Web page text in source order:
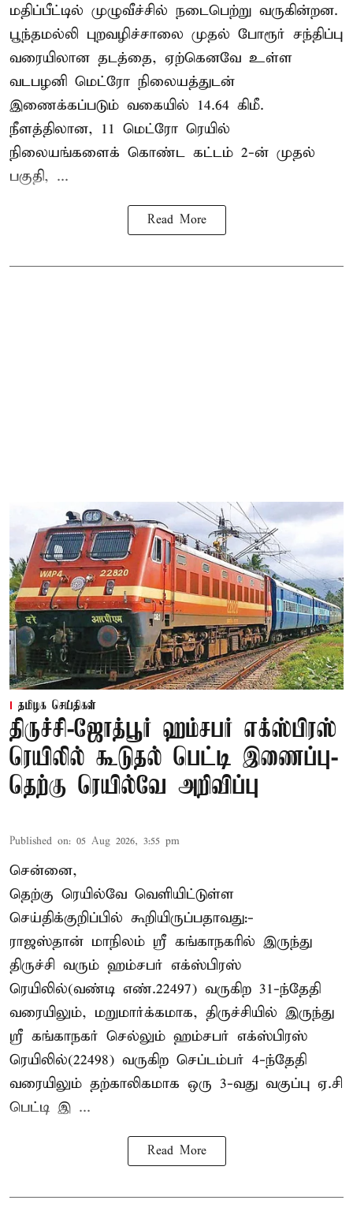
மதிப்பீட்டில் முழுவீச்சில் நடைபெற்று வருகின்றன.
பூந்தமல்லி புறவழிச்சாலை முதல் போரூர் சந்திப்பு
வரையிலான தடத்தை, ஏற்கெனவே உள்ள
வடபழனி மெட்ரோ நிலையத்துடன்
இணைக்கப்படும் வகையில் 14.64 கிமீ.
நீளத்திலான, 11 மெட்ரோ ரெயில்
நிலையங்களைக் கொண்ட கட்டம் 2-ன் முதல்
பகுதி, ...
Read More
தமிழக செய்திகள்
திருச்சி-ஜோத்பூர் ஹம்சபர் எக்ஸ்பிரஸ்
ரெயிலில் கூடுதல் பெட்டி இணைப்பு-
தெற்கு ரெயில்வே அறிவிப்பு
Published on: 05 Aug 2026, 3:55 pm
சென்னை,
தெற்கு ரெயில்வே வெளியிட்டுள்ள
செய்திக்குறிப்பில் கூறியிருப்பதாவது:-
ராஜஸ்தான் மாநிலம் ஸ்ரீ கங்காநகரில் இருந்து
திருச்சி வரும் ஹம்சபர் எக்ஸ்பிரஸ்
ரெயிலில்(வண்டி எண்.22497) வருகிற 31-ந்தேதி
வரையிலும், மறுமார்க்கமாக, திருச்சியில் இருந்து
ஸ்ரீ கங்காநகர் செல்லும் ஹம்சபர் எக்ஸ்பிரஸ்
ரெயிலில்(22498) வருகிற செப்டம்பர் 4-ந்தேதி
வரையிலும் தற்காலிகமாக ஒரு 3-வது வகுப்பு ஏ.சி
பெட்டி இ ...
Read More